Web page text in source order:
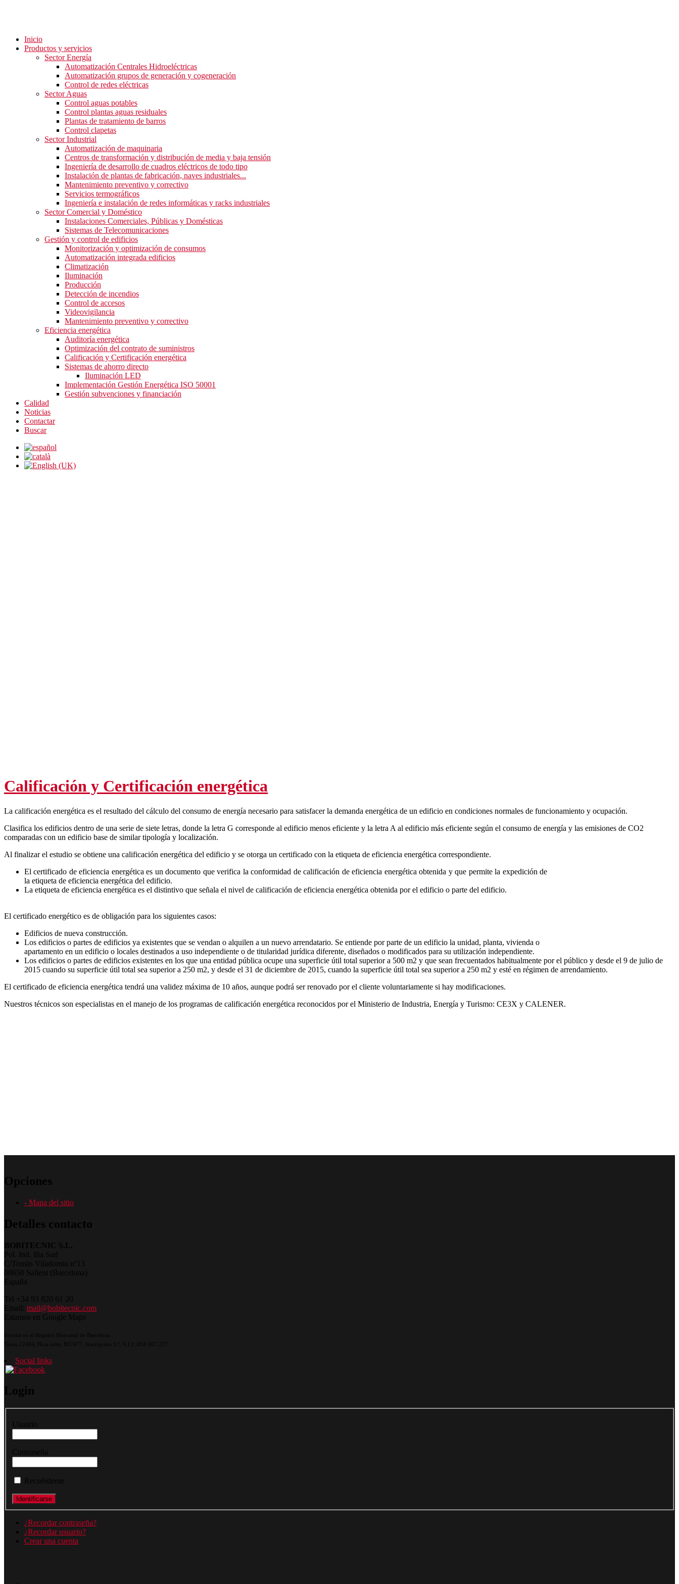
Inicio
Productos y servicios
Sector Energía
Automatización Centrales Hidroeléctricas
Automatización grupos de generación y cogeneración
Control de redes eléctricas
Sector Aguas
Control aguas potables
Control plantas aguas residuales
Plantas de tratamiento de barros
Control clapetas
Sector Industrial
Automatización de maquinaria
Centros de transformación y distribución de media y baja tensión
Ingeniería de desarrollo de cuadros eléctricos de todo tipo
Instalación de plantas de fabricación, naves industriales...
Mantenimiento preventivo y correctivo
Servicios termográficos
Ingeniería e instalación de redes informáticas y racks industriales
Sector Comercial y Doméstico
Instalaciones Comerciales, Públicas y Domésticas
Sistemas de Telecomunicaciones
Gestión y control de edificios
Monitorización y optimización de consumos
Automatización integrada edificios
Climatización
Iluminación
Producción
Detección de incendios
Control de accesos
Videovigilancia
Mantenimiento preventivo y correctivo
Eficiencia energética
Auditoría energética
Optimización del contrato de suministros
Calificación y Certificación energética
Sistemas de ahorro directo
Iluminación LED
Implementación Gestión Energética ISO 50001
Gestión subvenciones y financiación
Calidad
Noticias
Contactar
Buscar
Calificación y Certificación energética
La calificación energética es el resultado del cálculo del consumo de energía necesario para satisfacer la demanda energética de un edificio en condiciones normales de funcionamiento y ocupación.
Clasifica los edificios dentro de una serie de siete letras, donde la letra G corresponde al edificio menos eficiente y la letra A al edificio más eficiente según el consumo de energía y las emisiones de CO2
comparadas con un edificio base de similar tipología y localización.
Al finalizar el estudio se obtiene una calificación energética del edificio y se otorga un certificado con la etiqueta de eficiencia energética correspondiente.
El certificado de eficiencia energética es un documento que verifica la conformidad de calificación de eficiencia energética obtenida y que permite la expedición de
la etiqueta de eficiencia energética del edificio.
La etiqueta de eficiencia energética es el distintivo que señala el nivel de calificación de eficiencia energética obtenida por el edificio o parte del edificio.
El certificado energético es de obligación para los siguientes casos:
Edificios de nueva construcción.
Los edificios o partes de edificios ya existentes que se vendan o alquilen a un nuevo arrendatario. Se entiende por parte de un edificio la unidad, planta, vivienda o
apartamento en un edificio o locales destinados a uso independiente o de titularidad jurídica diferente, diseñados o modificados para su utilización independiente.
Los edificios o partes de edificios existentes en los que una entidad pública ocupe una superficie útil total superior a 500 m2 y que sean frecuentados habitualmente por el público y desde el 9 de julio de
2015 cuando su superficie útil total sea superior a 250 m2, y desde el 31 de diciembre de 2015, cuando la superficie útil total sea superior a 250 m2 y esté en régimen de arrendamiento.
El certificado de eficiencia energética tendrá una validez máxima de 10 años, aunque podrá ser renovado por el cliente voluntariamente si hay modificaciones.
Nuestros técnicos son especialistas en el manejo de los programas de calificación energética reconocidos por el Ministerio de Industria, Energía y Turismo: CE3X y CALENER.
Opciones
- Mapa del sitio
Detalles contacto
BOBITECNIC S.L.
Pol. Ind. Illa Sud
C/Tomàs Viladomiu nº13
08650 Sallent (Barcelona)
España
Tel +34 93 820 61 20
Email: mail@bobitecnic.com
Estamos en Google Maps
Inscrita en el Registro Mercantil de Barcelona
Social links
Login
Usuario
Contraseña
Recuérdeme
¿Recordar contraseña?
¿Recordar usuario?
Crear una cuenta